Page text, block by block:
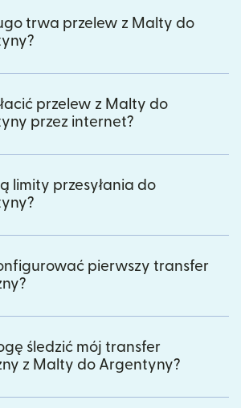
trwa przelew z Malty do
przelew z Malty do
przez internet?
limity przesyłania do
pierwszy transfer
śledzić mój transfer
z Malty do Argentyny?